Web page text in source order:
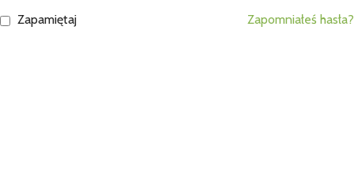
Zapomniałeś hasła?
Zapamiętaj